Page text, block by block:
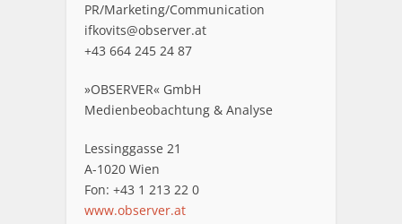
PR/Marketing/Communication
ifkovits@observer.at
+43 664 245 24 87
»OBSERVER« GmbH
Medienbeobachtung & Analyse
Lessinggasse 21
A-1020 Wien
Fon: +43 1 213 22 0
www.observer.at